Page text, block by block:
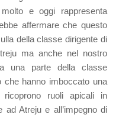
e oggi rappresenta
affermare che questo
della classe dirigente di
ma anche nel nostro
una parte della classe
che hanno imboccato una
ruoli apicali in
Atreju e all’impegno di